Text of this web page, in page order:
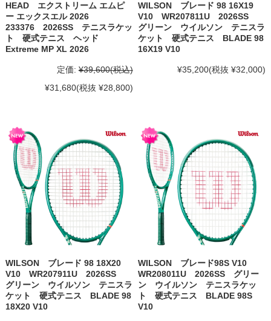
HEAD エクストリーム エムピ
ー エックスエル 2026
233376 2026SS テニスラケッ
ト 硬式テニス ヘッド
Extreme MP XL 2026
定価: ¥39,600(税込)
¥31,680(税抜 ¥28,800)
WILSON ブレード 98 16X19
V10 WR207811U 2026SS
グリーン ウイルソン テニスラ
ケット 硬式テニス BLADE 98
16X19 V10
¥35,200(税抜 ¥32,000)
WILSON ブレード 98 18X20
V10 WR207911U 2026SS
グリーン ウイルソン テニスラ
ケット 硬式テニス BLADE 98
18X20 V10
WILSON ブレード98S V10
WR208011U 2026SS グリー
ン ウイルソン テニスラケッ
ト 硬式テニス BLADE 98S
V10